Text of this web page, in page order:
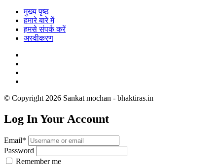
मुख्य पृष्ठ
हमारे बारे में
हमसे संपर्क करें
अस्वीकरण
© Copyright 2026 Sankat mochan - bhaktiras.in
Log In Your Account
Email*
Password
Remember me